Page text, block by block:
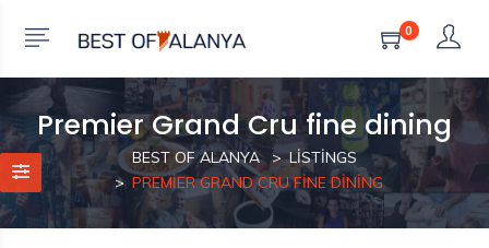
0
Premier Grand Cru fine dining
BEST OF ALANYA
LISTINGS
PREMIER GRAND CRU FINE DINING